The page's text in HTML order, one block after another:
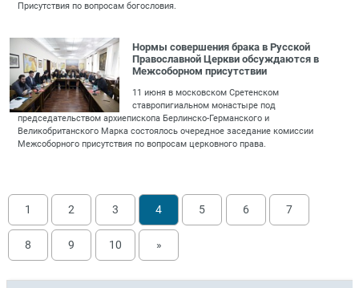
Присутствия по вопросам богословия.
Нормы совершения брака в Русской
Православной Церкви обсуждаются в
Межсоборном присутствии
11 июня в московском Сретенском
ставропигиальном монастыре под
председательством архиепископа Берлинско-Германского и
Великобританского Марка состоялось очередное заседание комиссии
Межсоборного присутствия по вопросам церковного права.
1 2 3 4 5 6 7
8 9 10 »